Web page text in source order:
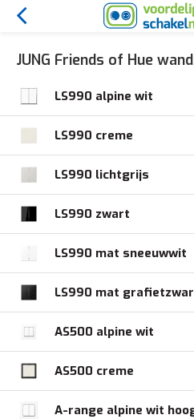
JUNG Friends of Hue
LS990 alpine wit
LS990 creme
LS990 lichtgrijs
LS990 zwart
LS990 mat sneeuwwit
LS990 mat
AS500 alpine wit
AS500 creme
A-range alpine wit